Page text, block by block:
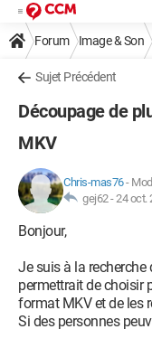
Forum Image & Son
Sujet Précédent
Découpage de
MKV
Chris-mas76-
gej62 -24 oct.
Bonjour,
Je suis à la
permettrait de choisir
format MKV et de les
Si des personnes